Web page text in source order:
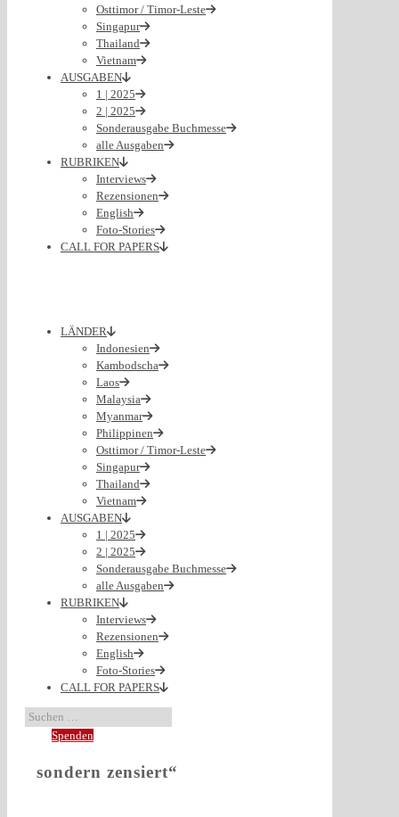
Osttimor / Timor-Leste
Singapur
Thailand
Vietnam
AUSGABEN
1 | 2025
2 | 2025
Sonderausgabe Buchmesse
alle Ausgaben
RUBRIKEN
Interviews
Rezensionen
English
Foto-Stories
CALL FOR PAPERS
LÄNDER
Indonesien
Kambodscha
Laos
Malaysia
Myanmar
Philippinen
Osttimor / Timor-Leste
Singapur
Thailand
Vietnam
AUSGABEN
1 | 2025
2 | 2025
Sonderausgabe Buchmesse
alle Ausgaben
RUBRIKEN
Interviews
Rezensionen
English
Foto-Stories
CALL FOR PAPERS
Spenden
sondern zensiert“